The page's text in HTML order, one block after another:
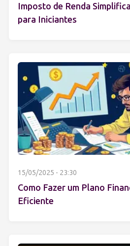
Imposto de Renda
para Iniciantes
15/05/2025 - 23:30
Como Fazer um Plano
Eficiente